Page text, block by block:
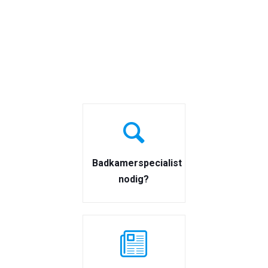
Badkamerspecialist
nodig?